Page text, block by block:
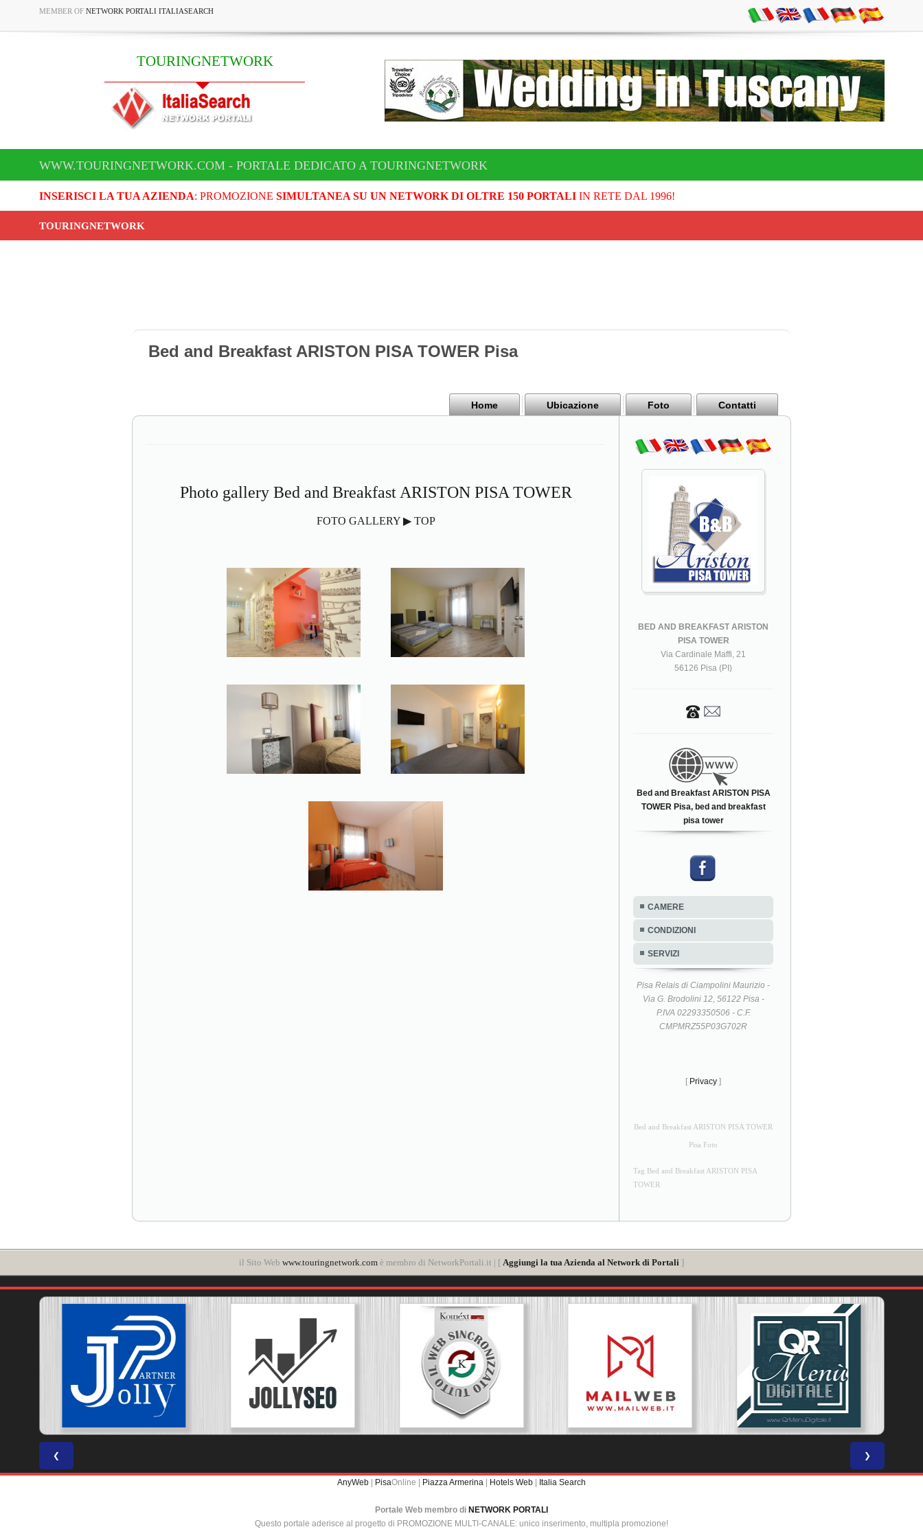
MEMBER OF NETWORK PORTALI ITALIASEARCH
TOURINGNETWORK
WWW.TOURINGNETWORK.COM - PORTALE DEDICATO A TOURINGNETWORK
INSERISCI LA TUA AZIENDA: PROMOZIONE SIMULTANEA SU UN NETWORK DI OLTRE 150 PORTALIIN RETE DAL 1996!
TOURINGNETWORK
Bed and Breakfast ARISTON PISA TOWER Pisa
Home Ubicazione Foto Contatti
Photo gallery Bed and Breakfast ARISTON PISA TOWER
FOTO GALLERY ▶ TOP
BED AND BREAKFAST ARISTON
PISA TOWER
Via Cardinale Maffi, 21
56126 Pisa (PI)
Bed and Breakfast ARISTON PISA
TOWER Pisa, bed and breakfast
pisa tower
CAMERE
CONDIZIONI
SERVIZI
Pisa Relais di Ciampolini Maurizio -
Via G. Brodolini 12, 56122 Pisa -
P.IVA 02293350506 - C.F.
CMPMRZ55P03G702R
[ Privacy ]
Bed and Breakfast ARISTON PISA TOWER
Pisa Foto
Tag Bed and Breakfast ARISTON PISA
TOWER
il Sito Web www.touringnetwork.com è membro di NetworkPortali.it | [ Aggiungi la tua Azienda al Network di Portali ]
❮ ❯
AnyWeb | PisaOnline | Piazza Armerina | Hotels Web | Italia Search
Portale Web membro di NETWORK PORTALI
Questo portale aderisce al progetto di PROMOZIONE MULTI-CANALE: unico inserimento, multipla promozione!